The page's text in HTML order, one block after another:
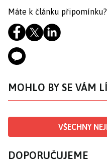
Máte k článku připomínku?
MOHLO BY SE VÁM
VŠECHNY
DOPORUČUJEME